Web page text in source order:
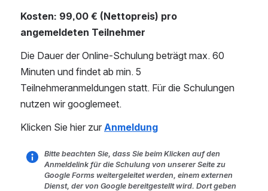
Kosten: 99,00 € (Nettopreis) pro
angemeldeten Teilnehmer
Die Dauer der Online-Schulung beträgt max. 60
Minuten und findet ab min. 5
Teilnehmeranmeldungen statt. Für die Schulungen
nutzen wir googlemeet.
Klicken Sie hier zur Anmeldung
Bitte beachten Sie, dass Sie beim Klicken auf den
Anmeldelink für die Schulung von unserer Seite zu
Google Forms weitergeleitet werden, einem externen
Dienst, der von Google bereitgestellt wird. Dort geben